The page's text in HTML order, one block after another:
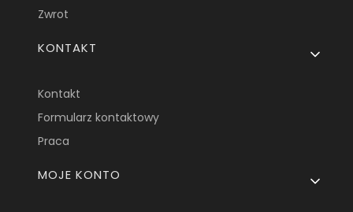
Zwrot
KONTAKT
Kontakt
Formularz kontaktowy
Praca
MOJE KONTO